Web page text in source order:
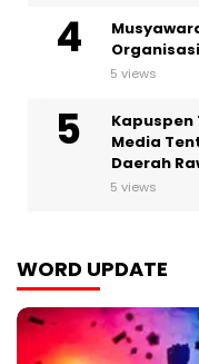
5 views
Kapuspen
Media
Daerah
5 views
WORD UPDATE